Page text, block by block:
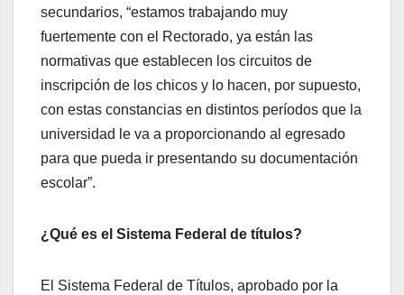
secundarios, “estamos trabajando muy
fuertemente con el Rectorado, ya están las
normativas que establecen los circuitos de
inscripción de los chicos y lo hacen, por supuesto,
con estas constancias en distintos períodos que la
universidad le va a proporcionando al egresado
para que pueda ir presentando su documentación
escolar”.
¿Qué es el Sistema Federal de títulos?
El Sistema Federal de Títulos, aprobado por la